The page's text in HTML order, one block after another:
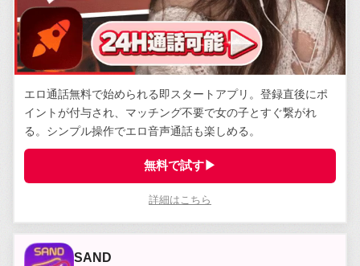
エロ通話無料で始められる即スタートアプリ。登録直後にポ
イントが付与され、マッチング不要で女の子とすぐ繋がれ
る。シンプル操作でエロ音声通話も楽しめる。
無料で試す▶
詳細はこちら
SAND